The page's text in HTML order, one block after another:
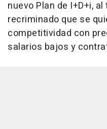
nuevo Plan de I+D+i,
recriminado que se
competitividad con
salarios bajos y